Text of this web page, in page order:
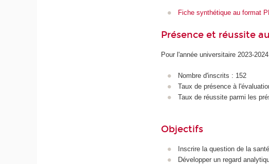
Fiche synthétique au format
Présence et réussite
Pour l'année universitaire 2023-
Nombre d'inscrits : 152
Taux de présence à
Taux de réussite parmi les
Objectifs
Inscrire la question de la
Développer un regard